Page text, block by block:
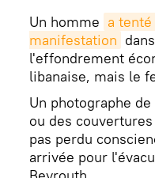
Un homme a
manifestation
l'effondrement
libanaise, mais le
Un photographe
ou des
pas perdu
arrivée pour